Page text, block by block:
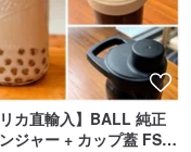
リカ直輸入】BALL 純正
ジャー + カップ蓋 FSワ